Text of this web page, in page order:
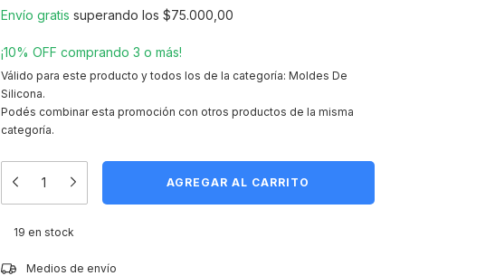
Envío gratis superando los $75.000,00
¡10% OFF comprando 3 o más!
Válido para este producto y todos los de la categoría: Moldes De
Silicona.
Podés combinar esta promoción con otros productos de la misma
categoría.
19 en stock
Entregas para el CP:
Medios de envío